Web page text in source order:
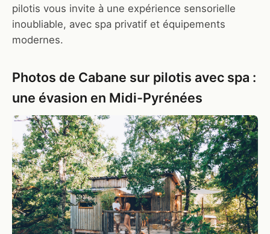
pilotis vous invite à une expérience sensorielle
inoubliable, avec spa privatif et équipements
modernes.
Photos de Cabane sur pilotis avec spa :
une évasion en Midi-Pyrénées